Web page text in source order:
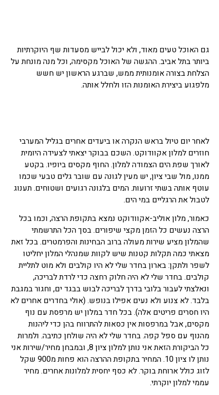
גם האוכל טעים מאוד, ולא יכול לבייש מסעדות שף היוקרתיות
ביותר בתל אביב. ההגשה של האוכל מקסימה, וכל מנה מונחת על
הצלחת בצורה אומנותית ממש, שברגע הראשון יש חשש
מלפגוע ביצירת האומנות הזו ולחלל אותה.
לאחר יום טיול בראש הנקרה או ביעדים אחרים בגליל המערבי
חוזרים למלון אקוודוקט. השכם בבוקר יצאתי לצעידה היומית
לאורך שפת הים הצמודה למלון. החוף מקסים ביופיו. בקטע
ממנו, מול שבי ציון, יש מעין לגונה עם שובר גלים טבעי שכמו
עוטף אותה בשתי זרועות. המים בלגונה רגועים ושטוחים. תענוג
לטבול את הרגליים במי הים.
כאמור, מלון אוליב-אקוודוקט נמצא בתקופת הרצה, וכמו בכל
הרצה נעשים כל הזמן מקצי שיפורים. בסך הכל התרשמתי
שהמלון מציע שירות מעולה ברוב הבחינות והפרמטרים. בכל זאת
מצאתי כמה תקלות קטנות שיש לקוות שמנהלי המלון יחליטו
לשפר ולתקן: בארון בחדר שלי לא היו קולבים ולא מוט לתליית
קולבים. בחדר שלי לא היה חלוק רחצה כדי לרדת לבריכה,
ונאלצתי לעבור בלובי בדרך לבריכה לבוש בבגד ים, וחגור במגבת
בלבד. לא צנוע ולא נעים אפילו בנופש. (אולי בחדרים אחרים לא
היו חסרים פריטים אלה). בכל חדר במלון יש מרפסת עם נוף
מקסים, אבל במרפסות אין כסאות להתרווח בהן כדי ליהנות
מהנוף עם ספל קפה. בחדר שלי לא היה שולחן כתיבה. ולמרות
כל הביקורת הזאת אני נותן למלון ציון 8, ובמבחן מחיר/שירות אני
נותן לו ציון 10. המחיר בתקופת ההרצה הוא פחות מ900 שקל
לזוג כולל ארוחת בוקר. לא כסף יחסית למלונות אחרים. מחיר
עממי למלון יוקרתי.